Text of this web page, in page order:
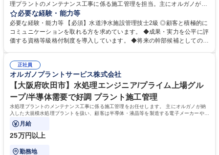
理プラントのメンテナンス工事に係る施工管理を担当。主にオルガノが納
入した大規模水処理プラントを扱います。顧客は半導体・液晶等を製造す
る電子メーカーや医薬品メーカー、食品メーカー等です。 ◆日本全国の顧
客に迅速な対応を行う為、全国に23ヶ所の出張所を設置し ており、オル
ガノグループ各社と協力して業務を進めていきます。 【オルガノの技術
磨き上げる。当社は「水」に秘められた能力を引き出し、産業と社会の未
来を拓いていきます。※建物の改変を伴う業務は含まない 募集職種 【愛
知県名古屋市】水処理エンジニア/プライム上場グループ/半導体需要で好
必要な経験・能力等
必要な経験・能力等 【必須】水道浄水施設管理技士2級 ◎顧客と積極的に
コミュニケーションを取れる方を求めています。 ◆成果・実力を公平に評
価する資格等級格付制度を導入しています。 ◆将来の幹部候補としての活
が老朽化、更新時期を迎えています。「水」の能力を引き出すプライム市
場上場オルガノグループで、水処理プラントに関する経験を活かして活躍
できます。 学歴・資格 学歴：大学院 大学 高専 短大 専修学校 高校 語学
力： 資格：第一種運転免許普通自動車
正社員
オルガノプラントサービス株式会社
【大阪府吹田市】水処理エンジニア/プライム上場グル
ープ/半導体需要で好調 プラント施工管理
水処理プラントのメンテナンス工事に係る施工管理をお任せします。 主にオルガノが納
入した大規模水処理プラントを扱い、顧客は半導体・液晶等を製造する電子メーカーや医
薬品メーカー、食品メーカー等です。
月給
25万円以上
勤務地